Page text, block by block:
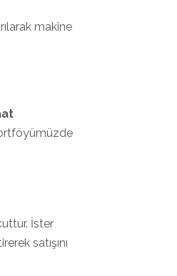
makine
İster
satışını